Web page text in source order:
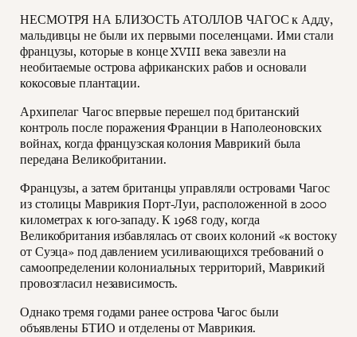
НЕСМОТРЯ НА БЛИЗОСТЬ АТОЛЛОВ ЧАГОС к Адду,
мальдивцы не были их первыми поселенцами. Ими стали
французы, которые в конце XVIII века завезли на
необитаемые острова африканских рабов и основали
кокосовые плантации.
Архипелаг Чагос впервые перешел под британский
контроль после поражения Франции в Наполеоновских
войнах, когда французская колония Маврикий была
передана Великобритании.
Французы, а затем британцы управляли островами Чагос
из столицы Маврикия Порт-Луи, расположенной в 2000
километрах к юго-западу. К 1968 году, когда
Великобритания избавлялась от своих колоний «к востоку
от Суэца» под давлением усиливающихся требований о
самоопределении колониальных территорий, Маврикий
провозгласил независимость.
Однако тремя годами ранее острова Чагос были
объявлены БТИО и отделены от Маврикия.